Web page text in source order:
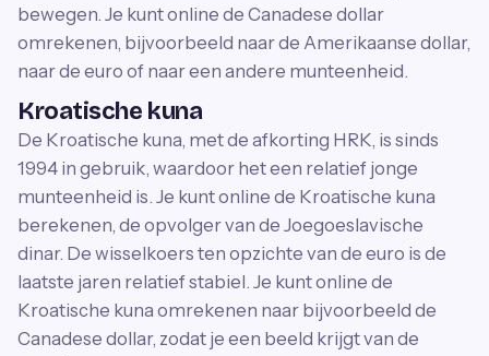
bewegen. Je kunt online de Canadese dollar
omrekenen, bijvoorbeeld naar de Amerikaanse dollar,
naar de euro of naar een andere munteenheid.
Kroatische kuna
De Kroatische kuna, met de afkorting HRK, is sinds
1994 in gebruik, waardoor het een relatief jonge
munteenheid is. Je kunt online de Kroatische kuna
berekenen, de opvolger van de Joegoeslavische
dinar. De wisselkoers ten opzichte van de euro is de
laatste jaren relatief stabiel. Je kunt online de
Kroatische kuna omrekenen naar bijvoorbeeld de
Canadese dollar, zodat je een beeld krijgt van de